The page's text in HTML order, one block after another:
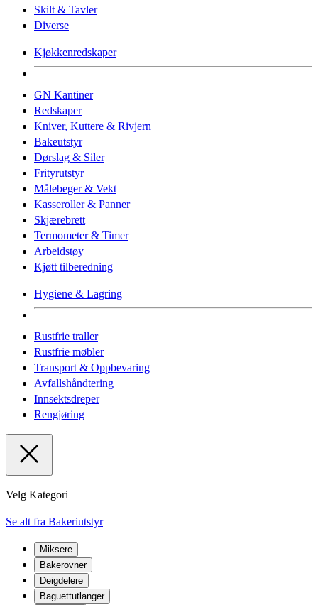
Skilt & Tavler
Diverse
Kjøkkenredskaper
GN Kantiner
Redskaper
Kniver, Kuttere & Rivjern
Bakeutstyr
Dørslag & Siler
Frityrutstyr
Målebeger & Vekt
Kasseroller & Panner
Skjærebrett
Termometer & Timer
Arbeidstøy
Kjøtt tilberedning
Hygiene & Lagring
Rustfrie traller
Rustfrie møbler
Transport & Oppbevaring
Avfallshåndtering
Innsektsdreper
Rengjøring
Velg Kategori
Se alt fra Bakeriutstyr
Miksere
Bakerovner
Deigdelere
Baguettutlanger